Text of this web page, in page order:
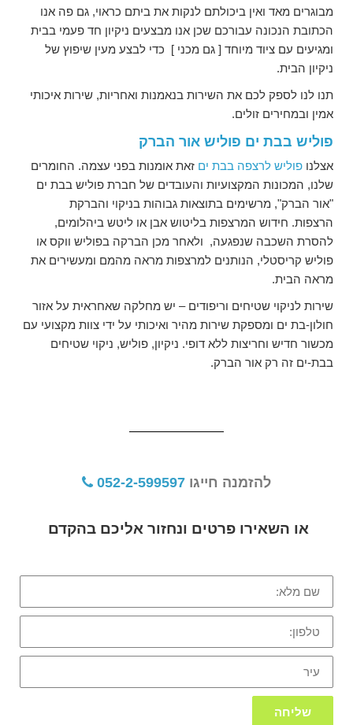
מבוגרים מאד ואין ביכולתם לנקות את ביתם כראוי, גם פה אנו
הכתובת הנכונה עבורכם שכן אנו מבצעים ניקיון חד פעמי בבית
ומגיעים עם ציוד מיוחד [ גם מכני ] כדי לבצע מעין שיפוץ של
ניקיון הבית.
תנו לנו לספק לכם את השירות בנאמנות ואחריות, שירות איכותי
אמין ובמחירים זולים.
פוליש בבת ים פוליש אור הברק
אצלנו פוליש לרצפה בבת ים זאת אומנות בפני עצמה. החומרים
שלנו, המכונות המקצועיות והעובדים של חברת פוליש בבת ים
"אור הברק", מרשימים בתוצאות גבוהות בניקוי והברקת
הרצפות. חידוש המרצפות בליטוש אבן או ליטש ביהלומים,
להסרת השכבה שנפגעה, ולאחר מכן הברקה בפוליש ווקס או
פוליש קריסטלי, הנותנים למרצפות מראה מהמם ומעשירים את
מראה הבית.
שירות לניקוי שטיחים וריפודים – יש מחלקה שאחראית על אזור
חולון-בת ים ומספקת שירות מהיר ואיכותי על ידי צוות מקצועי עם
מכשור חדיש וחריצות ללא דופי. ניקיון, פוליש, ניקוי שטיחים
בבת-ים זה רק אור הברק.
להזמנה חייגו
או השאירו פרטים ונחזור אליכם בהקדם
שם
מלא:
טלפון:
עיר
שליחה